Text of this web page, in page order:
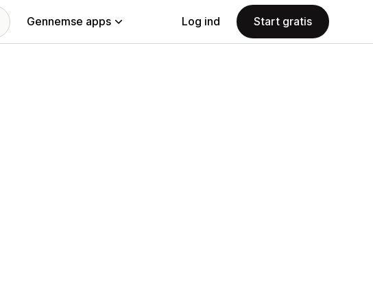
Gennemse apps Log ind Start gratis